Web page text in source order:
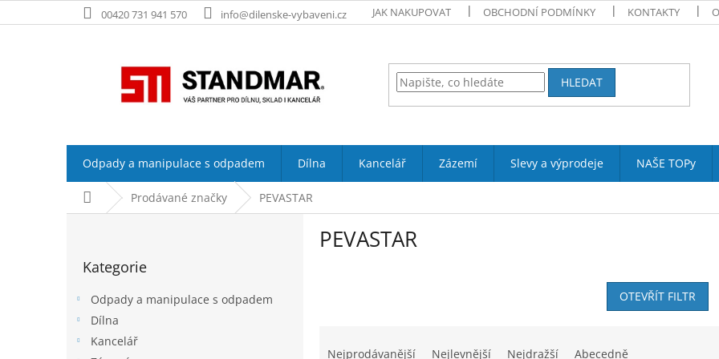
na
00420 731 941 570 info@dilenske-vybaveni.cz JAK NAKUPOVAT OBCHODNÍ PODMÍNKY KONTAKTY
HLEDAT
Odpady a manipulace s odpadem Dílna Kancelář Zázemí Slevy a výprodeje NAŠE TOPy
Domů Prodávané značky PEVASTAR
kategorie
Kategorie
Odpady a manipulace s odpadem
Dílna
Kancelář
PEVASTAR
OTEVŘÍT FILTR
Nejprodávanější Nejlevnější Nejdražší Abecedně